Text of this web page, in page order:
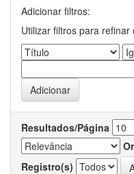
Adicionar filtros:
Utilizar filtros para
Resultados/Página
Registro(s)